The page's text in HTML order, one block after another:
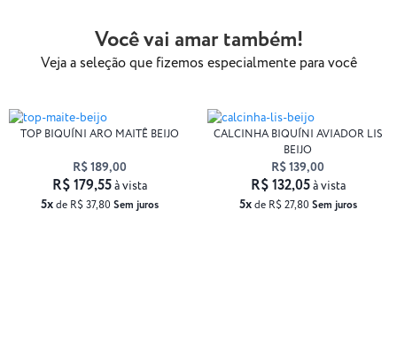
Você vai amar também!
Veja a seleção que fizemos especialmente para você
TOP BIQUÍNI ARO MAITÊ BEIJO
R$ 189,00
5xde R$ 37,80 Sem juros
R$ 179,55à vista
CALCINHA BIQUÍNI AVIADOR LIS
BEIJO
R$ 139,00
5xde R$ 27,80 Sem juros
R$ 132,05à vista